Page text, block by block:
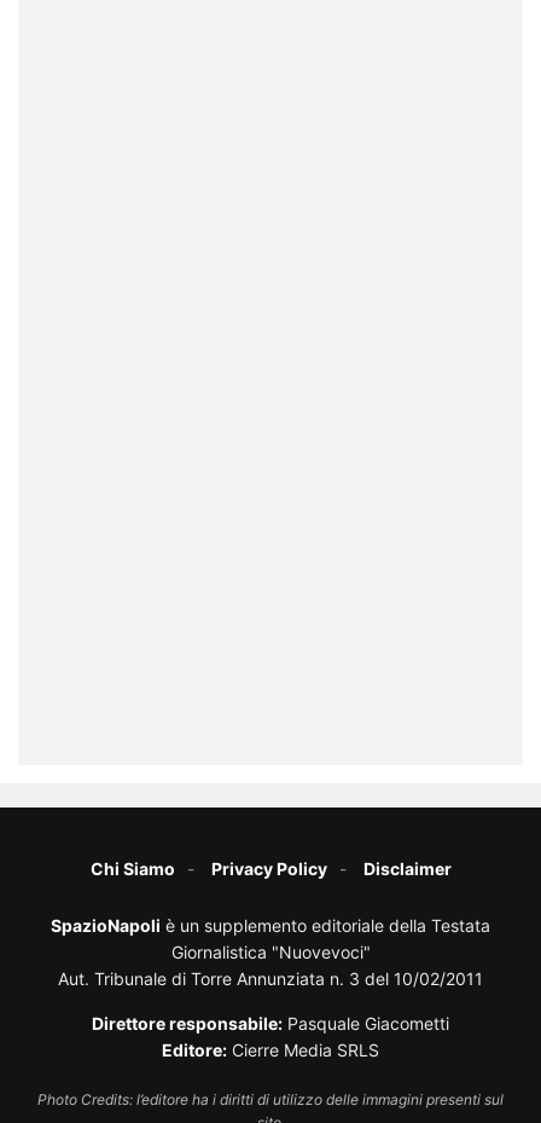
Chi Siamo Privacy Policy Disclaimer
SpazioNapoli è un supplemento editoriale della Testata
Giornalistica "Nuovevoci"
Aut. Tribunale di Torre Annunziata n. 3 del 10/02/2011
Direttore responsabile: Pasquale Giacometti
Editore: Cierre Media SRLS
Photo Credits: l’editore ha i diritti di utilizzo delle immagini presenti sul